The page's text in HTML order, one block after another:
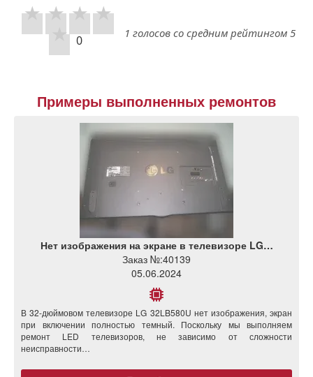
0 1 голосов со средним рейтингом 5
Примеры выполненных ремонтов
Нет изображения на экране в телевизоре LG…
Заказ №:40139
05.06.2024
В 32-дюймовом телевизоре LG 32LB580U нет изображения, экран
при включении полностью темный. Поскольку мы выполняем
ремонт LED телевизоров, не зависимо от сложности
неисправности…